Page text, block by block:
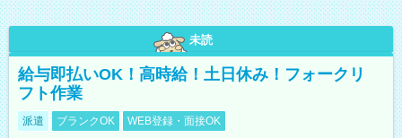
未読
給与即払いOK！高時給！土日休み！フォークリ
フト作業
派遣 ブランクOK WEB登録・面接OK